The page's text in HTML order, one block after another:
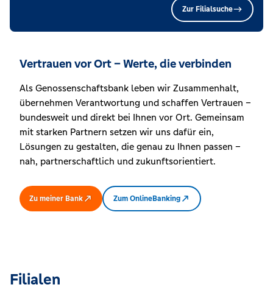
Zur Filialsuche
Vertrauen vor Ort – Werte, die verbinden
Als Genossenschaftsbank leben wir Zusammenhalt,
übernehmen Verantwortung und schaffen Vertrauen –
bundesweit und direkt bei Ihnen vor Ort. Gemeinsam
mit starken Partnern setzen wir uns dafür ein,
Lösungen zu gestalten, die genau zu Ihnen passen –
nah, partnerschaftlich und zukunftsorientiert.
Zu meiner Bank Zum OnlineBanking
Filialen